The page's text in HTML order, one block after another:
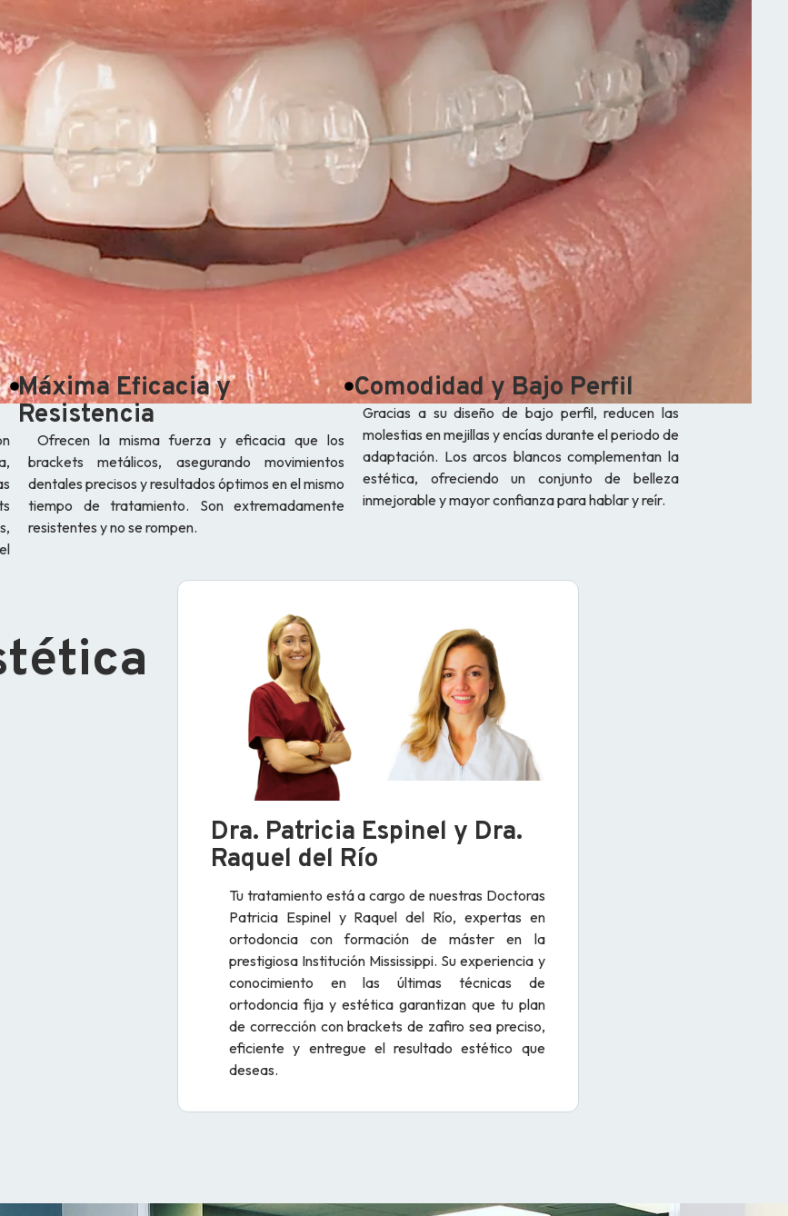
Máxima Eficacia y
Resistencia
Ofrecen la misma fuerza y eficacia que los
brackets metálicos, asegurando movimientos
dentales precisos y resultados óptimos en el mismo
tiempo de tratamiento. Son extremadamente
resistentes y no se rompen.
Comodidad y Bajo Perfil
Gracias a su diseño de bajo perfil, reducen las
molestias en mejillas y encías durante el periodo de
adaptación. Los arcos blancos complementan la
estética, ofreciendo un conjunto de belleza
inmejorable y mayor confianza para hablar y reír.
Dra. Patricia Espinel y Dra.
Raquel del Río
Tu tratamiento está a cargo de nuestras Doctoras
Patricia Espinel y Raquel del Río, expertas en
ortodoncia con formación de máster en la
prestigiosa Institución Mississippi. Su experiencia y
conocimiento en las últimas técnicas de
ortodoncia fija y estética garantizan que tu plan
de corrección con brackets de zafiro sea preciso,
eficiente y entregue el resultado estético que
deseas.